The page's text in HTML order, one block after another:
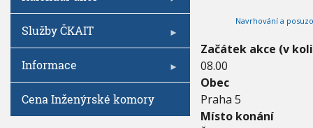
-
2
1
.
0
1
Navrhování a
Začátek akce (v
08.00
Obec
Praha 5
Místo konání
Služby ČKAIT
Informace
Cena Inženýrské komory